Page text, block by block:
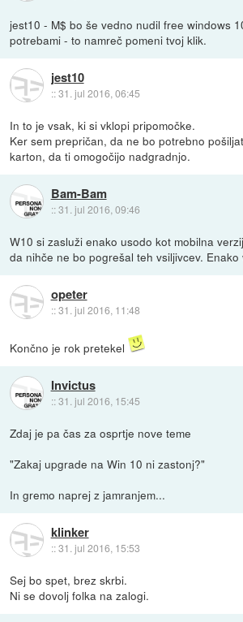
jest10 - M$ bo še vedno nudil free windows
potrebami - to namreč pomeni tvoj klik.
jest10
::31. jul 2016, 06:45
In to je vsak, ki si vklopi pripomočke.
Ker sem prepričan, da ne bo potrebno
karton, da ti omogočijo nadgradnjo.
Bam-Bam
::31. jul 2016, 09:46
W10 si zasluži enako usodo kot mobilna
da nihče ne bo pogrešal teh vsiljivcev.
opeter
::31. jul 2016, 11:48
Končno je rok pretekel
Invictus
::31. jul 2016, 15:45
Zdaj je pa čas za osprtje nove teme
"Zakaj upgrade na Win 10 ni zastonj?"
In gremo naprej z jamranjem...
klinker
::31. jul 2016, 15:53
Sej bo spet, brez skrbi.
Ni se dovolj folka na zalogi.